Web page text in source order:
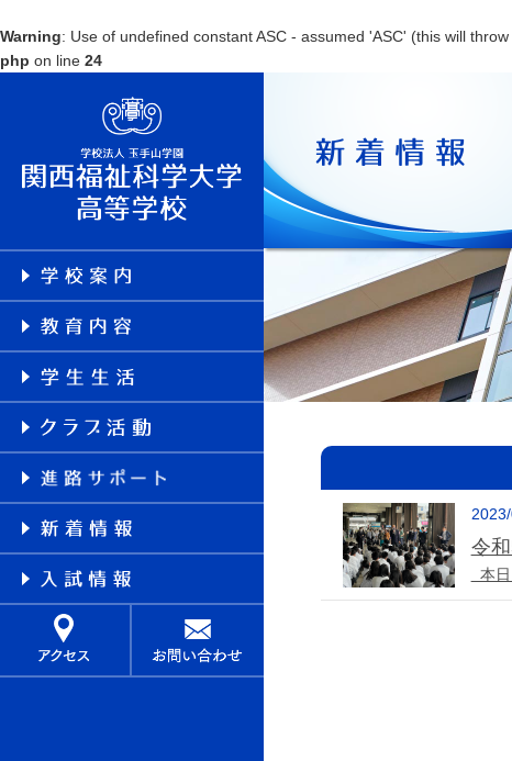
Warning: Use of undefined constant ASC - assumed 'ASC' (this will
php on line 24
令
本